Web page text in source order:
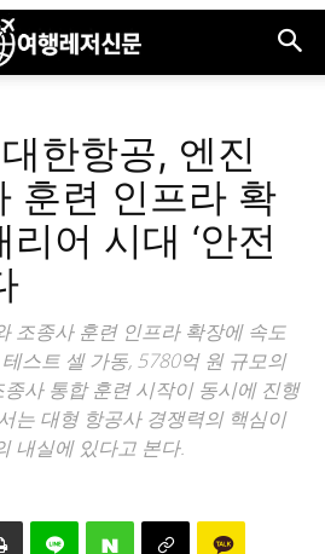
한항공, 엔진
훈련 인프라 확
어 시대 ‘안전
조종사 훈련 인프라 확장에 속도
스트 셀 가동, 5780억 원 규모의
사 통합 훈련 시작이 동시에 진행
는 대형 항공사 경쟁력의 핵심이
내실에 있다고 본다.